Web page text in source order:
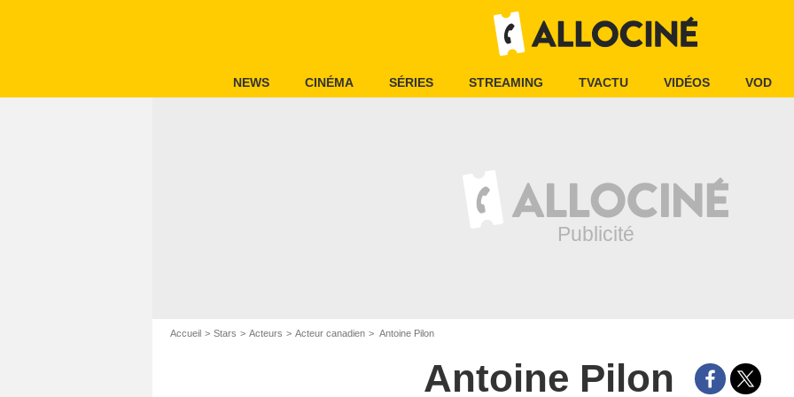
NEWS CINÉMA SÉRIES STREAMING TVACTU VIDÉOS VOD
Accueil Stars Acteurs Acteur canadien Antoine Pilon
Antoine Pilon